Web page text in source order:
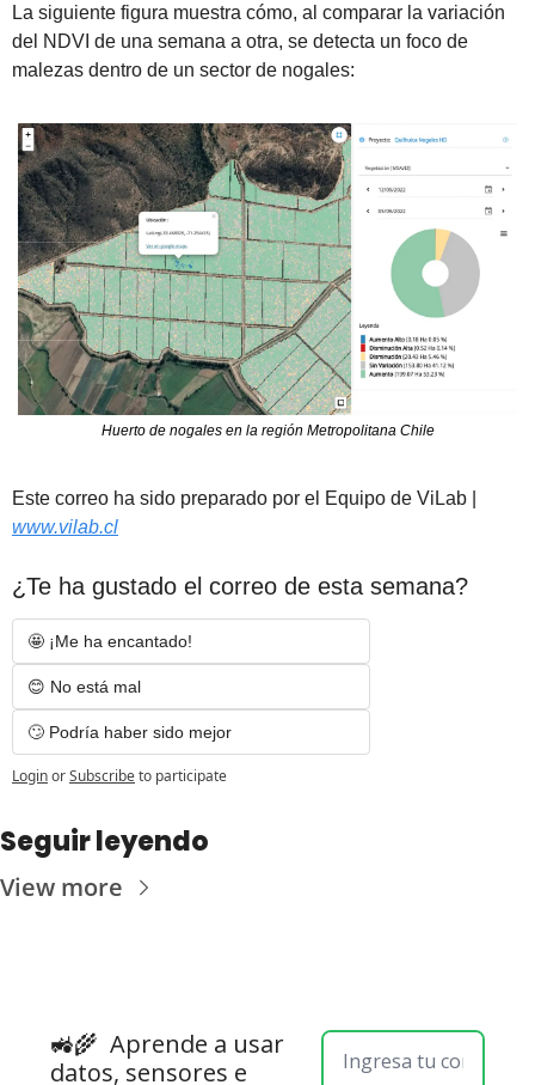
La siguiente figura muestra cómo, al comparar la variación
del NDVI de una semana a otra, se detecta un foco de
malezas dentro de un sector de nogales:
Huerto de nogales en la región Metropolitana Chile
Est
www.vilab.cl
¿Te ha gustado el correo de esta semana?
🤩 ¡Me ha encantado!
😊 No está mal
🙄 Podría haber sido mejor
LoginorSubscribeto participate
Seguir leyendo
View more
🚜🌾 Aprende a usar
datos, sensores e